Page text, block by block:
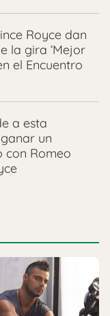
Royce dan
la gira ‘Mejor
el Encuentro
a esta
un
con Romeo